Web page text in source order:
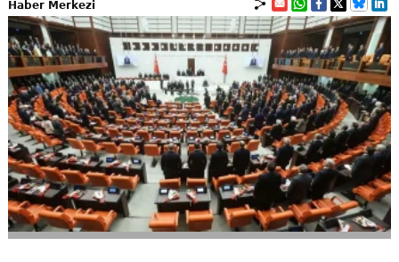
Haber Merkezi